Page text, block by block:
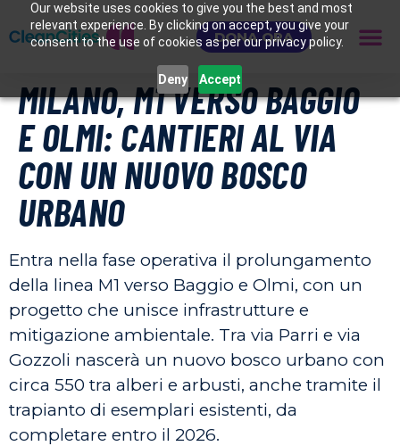
Our website uses cookies to give you the best and most
relevant experience. By clicking on accept, you give your
consent to the use of cookies as per our privacy policy.
Deny Accept
DONA ORA
MILANO, M1 VERSO BAGGIO
E OLMI: CANTIERI AL VIA
CON UN NUOVO BOSCO
URBANO
Entra nella fase operativa il prolungamento
della linea M1 verso Baggio e Olmi, con un
progetto che unisce infrastrutture e
mitigazione ambientale. Tra via Parri e via
Gozzoli nascerà un nuovo bosco urbano con
circa 550 tra alberi e arbusti, anche tramite il
trapianto di esemplari esistenti, da
completare entro il 2026.